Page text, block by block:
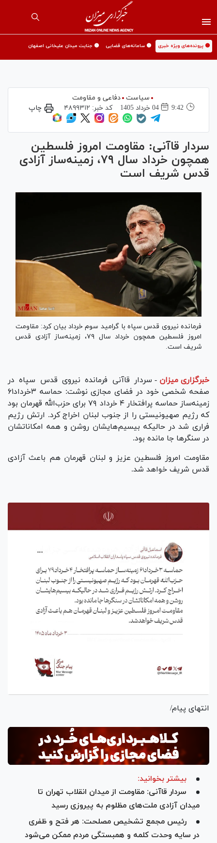
🟡 پرونده‌های ویژه خبری 🟡 سامانه‌های قضایی 🟡 جنایت میدان علیخانی اصفهان
سیاست
دفاعی و مقاومت
9:42
04 خرداد 1405 کد خبر: ۴۸۹۹۳۱۲ چاپ
سردار قاآنی: مقاومت امروز فلسطین
همچون خرداد سال ۷۹، زمینه‌ساز آزادی
قدس شریف است
فرمانده نیروی قدس سپاه با گرامید سوم خرداد بیان کرد: مقاومت
امروز فلسطین همچون خرداد سال ۷۹، زمینه‌ساز آزادی قدس
شریف است.
خبرگزاری میزان - سردار قاآنی فرمانده نیروی قدس سپاه در
صفحه شخصی خود در فضای مجازی نوشت: حماسه ۳خرداد۶۱
زمینه‌ساز حماسه پرافتخار ۴ خرداد ۷۹ برای حزب‌الله قهرمان بود
که رژیم صهیونیستی را از جنوب لبنان اخراج کرد. ارتش رژیم
فراری شد در حالیکه بیسیم‌هایشان روشن و همه امکاناتشان
در سنگر‌ها جا مانده بود.
مقاومت امروز فلسطین عزیز و لبنان قهرمان هم باعث آزادی
قدس شریف خواهد شد.
انتهای پیام/
بیشتر بخوانید:
سردار قاآنی: مقاومت از میدان انقلاب تهران تا
میدان آزادی ملت‌های مظلوم به پیروزی رسید
رئیس مجمع تشخیص مصلحت: هر فتح و ظفری
در سایه وحدت کلمه و همبستگی مردم ممکن می‌شود